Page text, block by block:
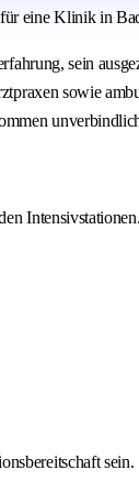
eine Klinik in
sein
sowie
Intensivstationen.
sein.